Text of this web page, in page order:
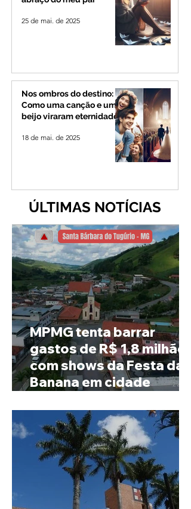
25 de mai. de 2025
Nos ombros do destino:
Como uma canção e um
beijo viraram eternidade
18 de mai. de 2025
ÚLTIMAS NOTÍCIAS
MPMG tenta barrar
gastos de R$ 1,8 milhão
com shows da Festa da
Banana em cidade
4 mil habitantes